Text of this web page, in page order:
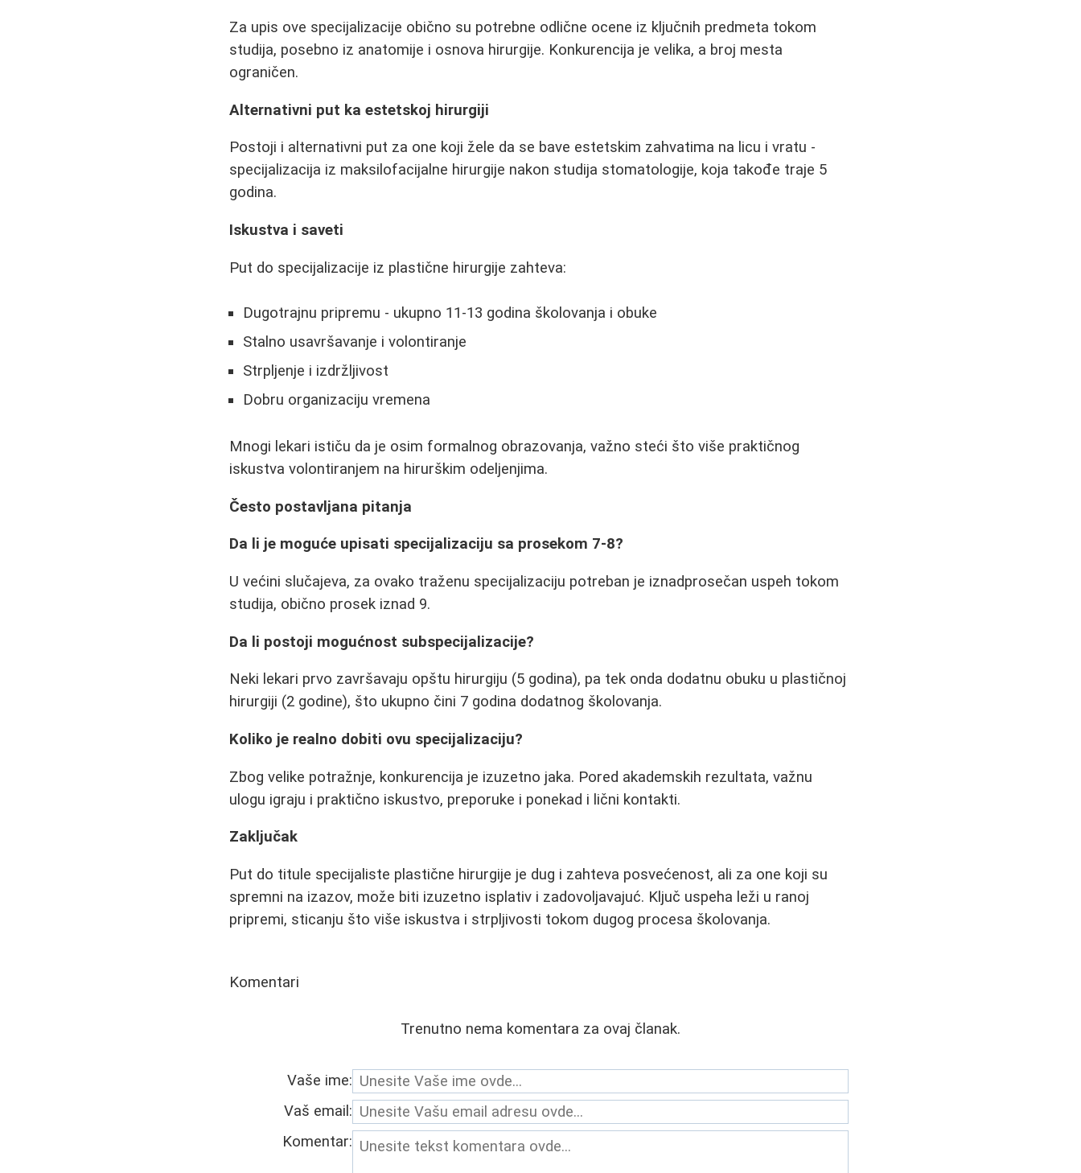
Za upis ove specijalizacije obično su potrebne odlične ocene iz ključnih predmeta tokom
studija, posebno iz anatomije i osnova hirurgije. Konkurencija je velika, a broj mesta
ograničen.
Alternativni put ka estetskoj hirurgiji
Postoji i alternativni put za one koji žele da se bave estetskim zahvatima na licu i vratu -
specijalizacija iz maksilofacijalne hirurgije nakon studija stomatologije, koja takođe traje 5
godina.
Iskustva i saveti
Put do specijalizacije iz plastične hirurgije zahteva:
Dugotrajnu pripremu - ukupno 11-13 godina školovanja i obuke
Stalno usavršavanje i volontiranje
Strpljenje i izdržljivost
Dobru organizaciju vremena
Mnogi lekari ističu da je osim formalnog obrazovanja, važno steći što više praktičnog
iskustva volontiranjem na hirurškim odeljenjima.
Često postavljana pitanja
Da li je moguće upisati specijalizaciju sa prosekom 7-8?
U većini slučajeva, za ovako traženu specijalizaciju potreban je iznadprosečan uspeh tokom
studija, obično prosek iznad 9.
Da li postoji mogućnost subspecijalizacije?
Neki lekari prvo završavaju opštu hirurgiju (5 godina), pa tek onda dodatnu obuku u plastičnoj
hirurgiji (2 godine), što ukupno čini 7 godina dodatnog školovanja.
Koliko je realno dobiti ovu specijalizaciju?
Zbog velike potražnje, konkurencija je izuzetno jaka. Pored akademskih rezultata, važnu
ulogu igraju i praktično iskustvo, preporuke i ponekad i lični kontakti.
Zaključak
Put do titule specijaliste plastične hirurgije je dug i zahteva posvećenost, ali za one koji su
spremni na izazov, može biti izuzetno isplativ i zadovoljavajuć. Ključ uspeha leži u ranoj
pripremi, sticanju što više iskustva i strpljivosti tokom dugog procesa školovanja.
Komentari
Trenutno nema komentara za ovaj članak.
Vaše ime:
Vaš email:
Komentar: